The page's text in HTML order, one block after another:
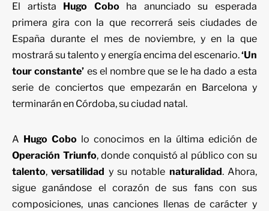
El artista Hugo Cobo ha anunciado su esperada
primera gira con la que recorrerá seis ciudades de
España durante el mes de noviembre, y en la que
mostrará su talento y energía encima del escenario.‘Un
tour constante’ es el nombre que se le ha dado a esta
serie de conciertos que empezarán en Barcelona y
terminarán en Córdoba, su ciudad natal.
A Hugo Cobo lo conocimos en la última edición de
Operación Triunfo, donde conquistó al público con su
talento,versatilidad y su notable naturalidad. Ahora,
sigue ganándose el corazón de sus fans con sus
composiciones, unas canciones llenas de carácter y